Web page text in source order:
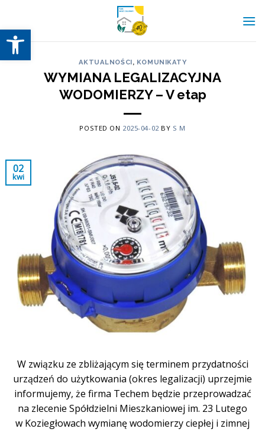
Otwórz pasek narzędzi
content
AKTUALNOŚCI, KOMUNIKATY
WYMIANA LEGALIZACYJNA
WODOMIERZY – V etap
POSTED ON 2025-04-02 BY S M
02
kwi
W związku ze zbliżającym się terminem przydatności
urządzeń do użytkowania (okres legalizacji) uprzejmie
informujemy, że firma Techem będzie przeprowadzać
na zlecenie Spółdzielni Mieszkaniowej im. 23 Lutego
w Koziegłowach wymianę wodomierzy ciepłej i zimnej